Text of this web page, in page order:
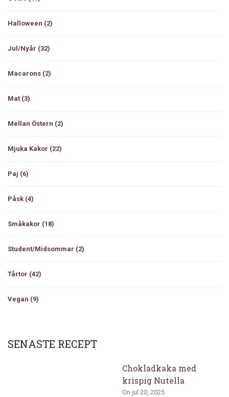
Halloween (2)
Jul/Nyår (32)
Macarons (2)
Mat (3)
Mellan Östern (2)
Mjuka Kakor (22)
Paj (6)
Påsk (4)
Småkakor (18)
Student/Midsommar (2)
Tårtor (42)
Vegan (9)
SENASTE RECEPT
Chokladkaka med
krispig Nutella
On jul 20, 2025